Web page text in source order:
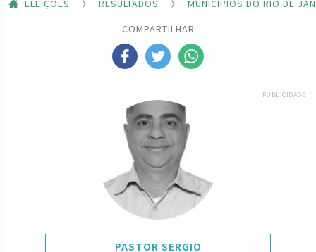
ELEIÇÕES RESULTADOS
MUNICÍPIOS DO RIO DE
COMPARTILHAR
PUBLICIDADE
PASTOR SERGIO